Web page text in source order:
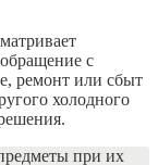
с
ремонт или сбыт
холодного
при их